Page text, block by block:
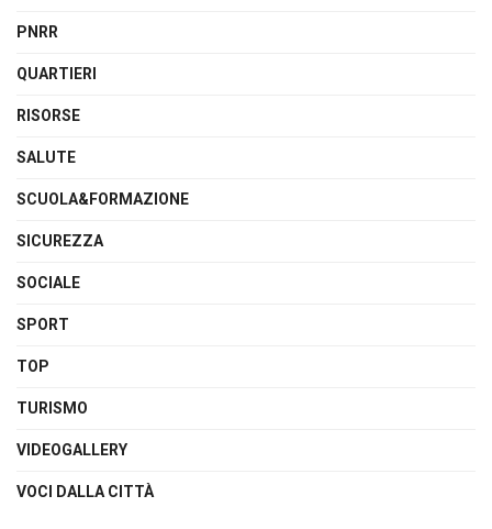
PNRR
QUARTIERI
RISORSE
SALUTE
SCUOLA&FORMAZIONE
SICUREZZA
SOCIALE
SPORT
TOP
TURISMO
VIDEOGALLERY
VOCI DALLA CITTÀ